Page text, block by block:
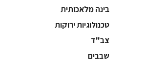
בינה מלאכותית
‫טכנולוגיות ירוקות‬
‫צב"ד‬
‫שבבים‬